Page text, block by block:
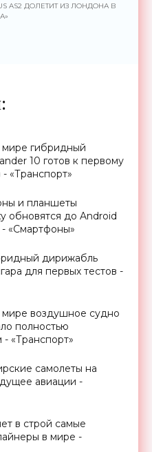
AS2 ДОЛЕТИТ ИЗ ЛОНДОНА В
гибридный
10 готов к первому
«Транспорт»
и планшеты
обновятся до Android
«Смартфоны»
дирижабль
для первых тестов -
воздушное судно
полностью
- «Транспорт»
самолеты на
авиации -
в строй самые
в мире -